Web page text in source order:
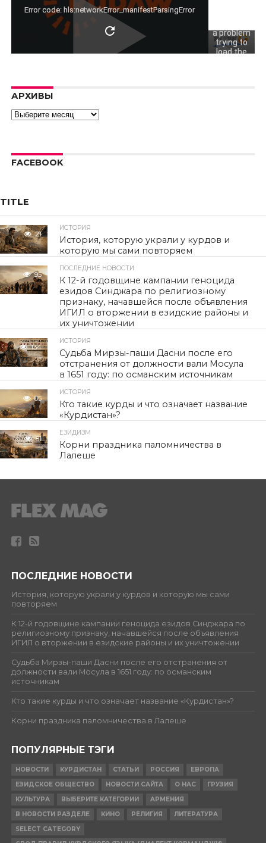
Error code: hls:networkError_manifestParsingError
a problem
trying to
load the
АРХИВЫ
Архивы
FACEBOOK
TITLE
21
ИСТОРИЯ
История, которую украли у курдов и
которую мы сами повторяем
95
ПОСЛЕДНИЕ НОВОСТИ
К 12-й годовщине кампании геноцида
езидов Синджара по религиозному
признаку, начавшейся после объявления
ИГИЛ о вторжении в езидские районы и
их уничтожении
134
ИСТОРИЯ
Судьба Мирзы-паши Дасни после его
отстранения от должности вали Мосула
в 1651 году: по османским источникам
85
ИСТОРИЯ
Кто такие курды и что означает название
«Курдистан»?
81
ЕЗИДИЗМ
Корни праздника паломничества в
Лалеше
ПОСЛЕДНИЕ НОВОСТИ
История, которую украли у курдов и которую мы сами
повторяем
К 12-й годовщине кампании геноцида езидов Синджара по
религиозному признаку, начавшейся после объявления
ИГИЛ о вторжении в езидские районы и их уничтожении
Судьба Мирзы-паши Дасни после его отстранения от
должности вали Мосула в 1651 году: по османским
источникам
Кто такие курды и что означает название «Курдистан»?
Корни праздника паломничества в Лалеше
ПОПУЛЯРНЫЕ ТЭГИ
НОВОСТИ КУРДИСТАН СТАТЬИ РОССИЯ
ЕВРОПА
ЕЗИДСКОЕ ОБЩЕСТВО
НОВОСТИ САЙТА О НАС
ГРУЗИЯ
КУЛЬТУРА
ВЫБЕРИТЕ КАТЕГОРИИ
АРМЕНИЯ
В НОВОСТИ РАЗДЕЛЕ
КИНО РЕЛИГИЯ
ЛИТЕРАТУРА
SELECT CATEGORY